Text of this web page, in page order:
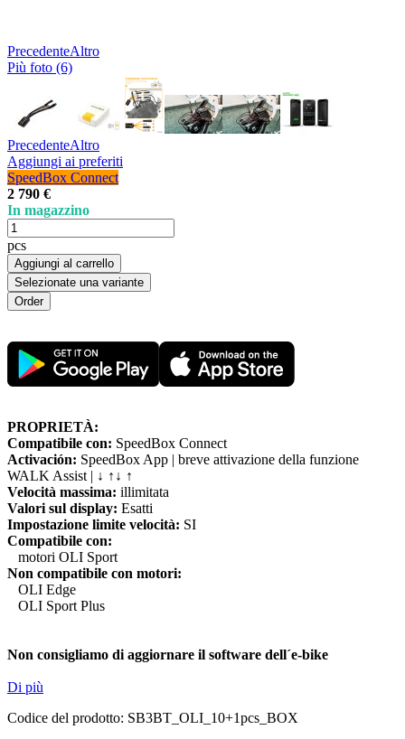
PrecedenteAltro
Più foto (6)
PrecedenteAltro
Aggiungi ai preferiti
SpeedBox Connect
2 790 €
In magazzino
pcs
Aggiungi al carrello
Selezionate una variante
PROPRIETÀ:
Compatibile con: SpeedBox Connect
Activación: SpeedBox App | breve attivazione della funzione
WALK Assist | ↓ ↑↓ ↑
Velocità massima: illimitata
Valori sul display: Esatti
Impostazione limite velocità: SI
Compatibile con:
motori OLI Sport
Non compatibile con motori:
OLI Edge
OLI Sport Plus
Non consigliamo di aggiornare il software dell´e-bike
Di più
Codice del prodotto: SB3BT_OLI_10+1pcs_BOX